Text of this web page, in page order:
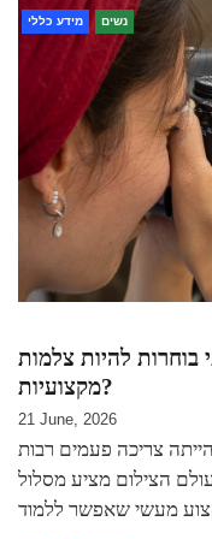
מידע כללי נשים
בוחרות להיות צלמות
מקצועיות?
21 June, 2026
צריכה פעמים רבות
הצילום מציע מסלול